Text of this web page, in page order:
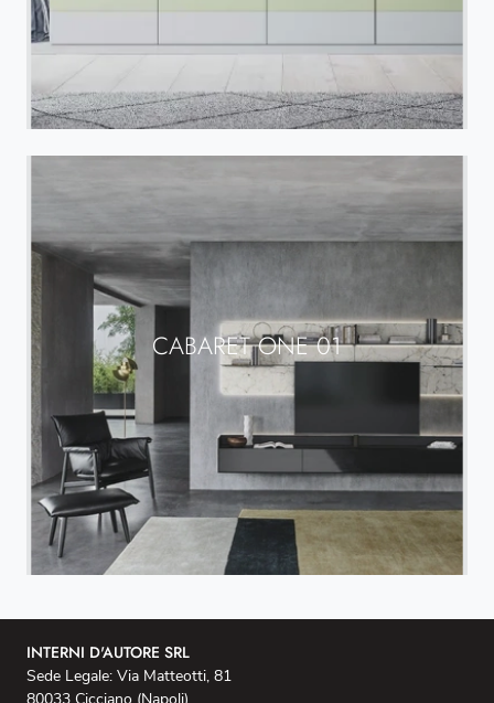
CABARET ONE 01
INTERNI D'AUTORE SRL
Sede Legale: Via Matteotti, 81
80033 Cicciano (Napoli)